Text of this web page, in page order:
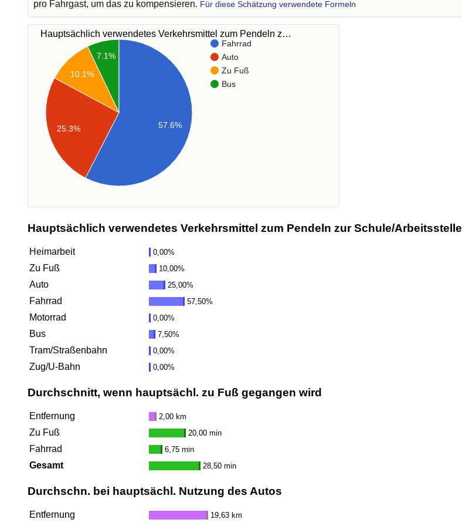
pro Fahrgast, um das zu kompensieren. Für diese Schätzung verwendete Formeln
Hauptsächlich verwendetes Verkehrsmittel zum Pendeln z…
Fahrrad
Auto
Zu Fuß
Bus
7.1%
10.1%
25.3% 57.6%
Hauptsächlich verwendetes Verkehrsmittel zum Pendeln zur Schule/Arbeitsstelle
Heimarbeit 0,00%
Zu Fuß 10,00%
Auto 25,00%
Fahrrad 57,50%
Motorrad 0,00%
Bus 7,50%
Tram/Straßenbahn 0,00%
Zug/U-Bahn 0,00%
Durchschnitt, wenn hauptsächl. zu Fuß gegangen wird
Entfernung 2,00 km
Zu Fuß 20,00 min
Fahrrad 6,75 min
Gesamt 28,50 min
Durchschn. bei hauptsächl. Nutzung des Autos
Entfernung 19,63 km